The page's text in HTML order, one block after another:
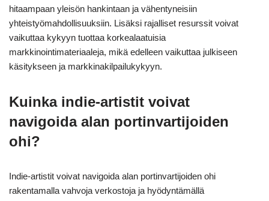
hitaampaan yleisön hankintaan ja vähentyneisiin
yhteistyömahdollisuuksiin. Lisäksi rajalliset resurssit voivat
vaikuttaa kykyyn tuottaa korkealaatuisia
markkinointimateriaaleja, mikä edelleen vaikuttaa julkiseen
käsitykseen ja markkinakilpailukykyyn.
Kuinka indie-artistit voivat
navigoida alan portinvartijoiden
ohi?
Indie-artistit voivat navigoida alan portinvartijoiden ohi
rakentamalla vahvoja verkostoja ja hyödyntämällä